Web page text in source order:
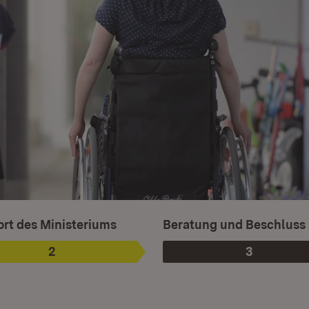
Phase
2
:
des Ministeriums
Phase
3
:
Beratung und Beschluss